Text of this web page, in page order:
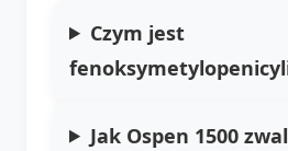
Czym jest
Jak Ospen 1500